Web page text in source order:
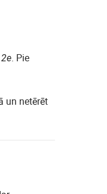
. Pie
un netērēt